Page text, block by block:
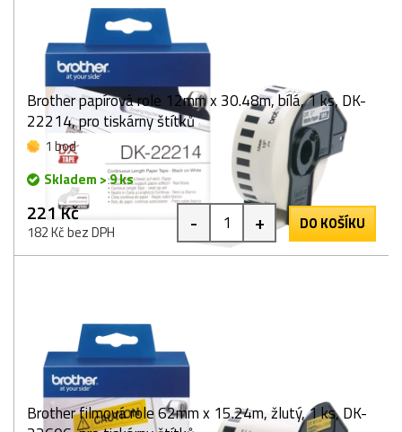
Brother papírová role 12mm x 30.48m, bílá, 1 ks, DK-
22214, pro tiskárny štítků
1 bod
Skladem > 9 ks
221 Kč
182 Kč bez DPH - + DO KOŠÍKU
Brother filmová role 62mm x 15.24m, žlutý, 1 ks, DK-